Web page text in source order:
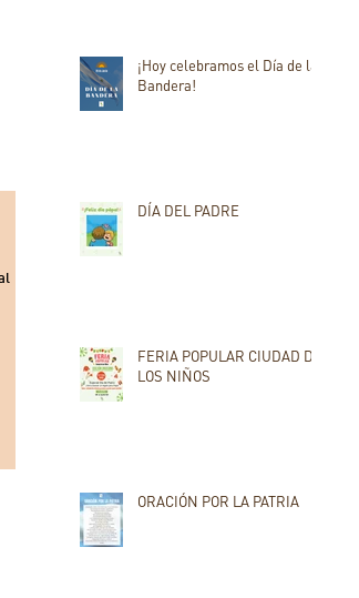
¡Hoy celebramos el Día de la
Bandera!
DÍA DEL PADRE
FERIA POPULAR CIUDAD DE
LOS NIÑOS
ORACIÓN POR LA PATRIA